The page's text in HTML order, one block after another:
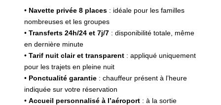
• Navette privée 8 places : idéale pour les familles
nombreuses et les groupes
• Transferts 24h/24 et 7j/7 : disponibilité totale, même
en dernière minute
• Tarif nuit clair et transparent : appliqué uniquement
pour les trajets en pleine nuit
• Ponctualité garantie : chauffeur présent à l’heure
indiquée sur votre réservation
• Accueil personnalisé à l’aéroport : à la sortie